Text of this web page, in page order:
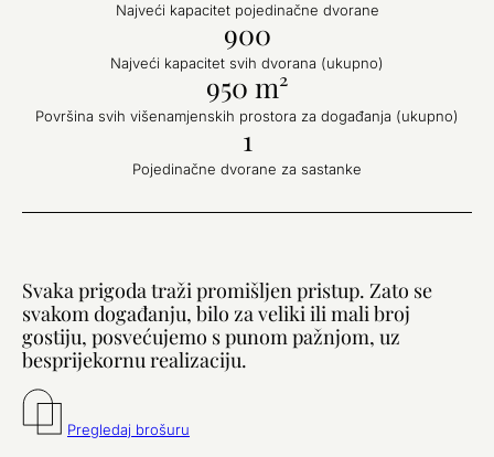
Najveći kapacitet pojedinačne dvorane
900
Najveći kapacitet svih dvorana (ukupno)
950 m²
Površina svih višenamjenskih prostora za događanja (ukupno)
1
Pojedinačne dvorane za sastanke
Svaka prigoda traži promišljen pristup. Zato se
svakom događanju, bilo za veliki ili mali broj
gostiju, posvećujemo s punom pažnjom, uz
besprijekornu realizaciju.
Pregledaj brošuru